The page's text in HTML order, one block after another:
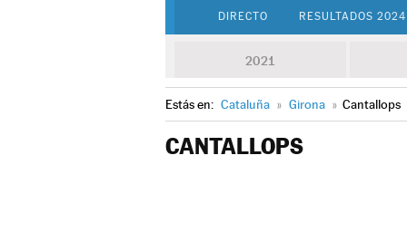
DIRECTO RESULTADOS 2024
2021
Estás en: Cataluña » Girona » Cantallops
CANTALLOPS